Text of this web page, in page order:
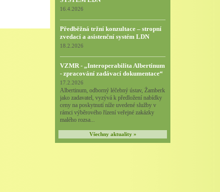
16.4.2026
Předběžná tržní konzultace – stropní
zvedací a asistenční systém LDN
18.2.2026
VZMR - „Interoperabilita Albertinum
- zpracování zadávací dokumentace“
17.2.2026
Albertinum, odborný léčebný ústav, Žamberk
jako zadavatel, vyzývá k předložení nabídky
ceny na poskytnutí níže uvedené služby v
rámci výběrového řízení veřejné zakázky
malého rozsa...
Všechny aktuality »